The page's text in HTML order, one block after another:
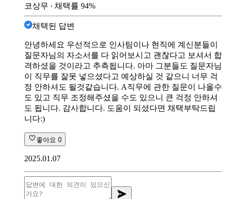
코상무 ∙ 채택률 94%
채택된 답변
안녕하세요 우선적으로 인사팀이나 현직에 계신분들이
질문자님의 자소서를 다 읽어보시고 괜찮다고 보셔서 합
격하셨을 것이라고 추측됩니다. 아마 그분들도 질문자님
이 직무를 잘못 넣으셨다고 예상하실 것 같으니 너무 걱
정 안하셔도 될것같습니다. A직무에 관한 질문이 나올수
도 있고 직무 조정해주셨을 수도 있으니 큰 걱정 안하셔
도 됩니다. 감사합니다. 도움이 되셨다면 채택부탁드립
니다:)
좋아요 0
2025.01.07